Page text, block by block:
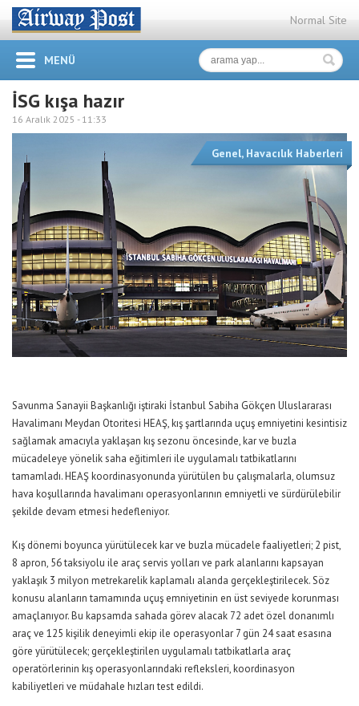
Normal Site
MENÜ
İSG kışa hazır
16 Aralık 2025 - 11:33
Genel, Havacılık Haberleri
Savunma Sanayii Başkanlığı iştiraki İstanbul Sabiha Gökçen Uluslararası
Havalimanı Meydan Otoritesi HEAŞ, kış şartlarında uçuş emniyetini kesintisiz
sağlamak amacıyla yaklaşan kış sezonu öncesinde, kar ve buzla
mücadeleye yönelik saha eğitimleri ile uygulamalı tatbikatlarını
tamamladı. HEAŞ koordinasyonunda yürütülen bu çalışmalarla, olumsuz
hava koşullarında havalimanı operasyonlarının emniyetli ve sürdürülebilir
şekilde devam etmesi hedefleniyor.
Kış dönemi boyunca yürütülecek kar ve buzla mücadele faaliyetleri; 2 pist,
8 apron, 56taksiyolu ile araç servis yolları ve park alanlarını kapsayan
yaklaşık 3 milyon metrekarelik kaplamalı alanda gerçekleştirilecek.Söz
konusu alanların tamamında uçuş emniyetinin en üst seviyede korunması
amaçlanıyor. Bu kapsamda sahada görev alacak 72 adet özel donanımlı
araç ve 125 kişilik deneyimli ekip ile operasyonlar 7 gün 24 saat esasına
göre yürütülecek; gerçekleştirilen uygulamalı tatbikatlarla araç
operatörlerinin kış operasyonlarındaki refleksleri, koordinasyon
kabiliyetleri ve müdahale hızları test edildi.